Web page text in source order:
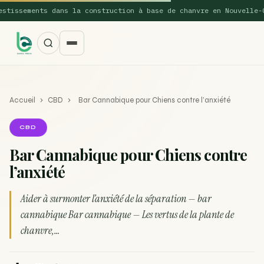
dans la construction à base de chanvre en Nouvelle-
SUGGESTIONS POPULAIRES
Une nouvelle étude montre que la vaporisation du
La recette du Space Cake
Accueil › CBD › Bar Cannabique pour Chiens contre l’anxiété
CBD
Bar Cannabique pour Chiens contre
l’anxiété
Aider à surmonter l’anxiété de la séparation — bar
cannabique Bar cannabique — Les vertus de la plante de
chanvre,…